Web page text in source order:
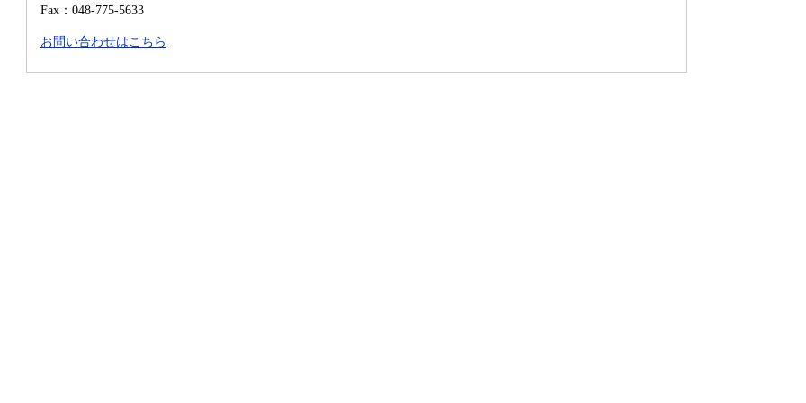
Fax：048-775-5633
お問い合わせはこちら